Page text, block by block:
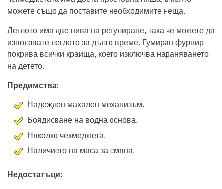
можете също да поставите необходимите неща.
Леглото има две нива на регулиране, така че можете да
използвате леглото за дълго време. Гумиран фурнир
покрива всички краища, което изключва нараняването
на детето.
Предимства:
Надежден махален механизъм.
Боядисване на водна основа.
Няколко чекмеджета.
Наличието на маса за смяна.
Недостатъци: